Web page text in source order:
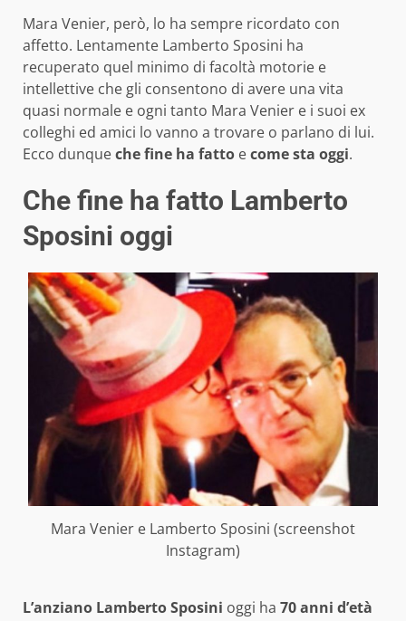
Mara Venier, però, lo ha sempre ricordato con
affetto. Lentamente Lamberto Sposini ha
recuperato quel minimo di facoltà motorie e
intellettive che gli consentono di avere una vita
quasi normale e ogni tanto Mara Venier e i suoi ex
colleghi ed amici lo vanno a trovare o parlano di lui.
Ecco dunqueche fine ha fatto ecome sta oggi.
Che fine ha fatto Lamberto
Sposini oggi
Mara Venier e Lamberto Sposini (screenshot
Instagram)
L’anziano Lamberto Sposini oggi ha 70 anni d’età